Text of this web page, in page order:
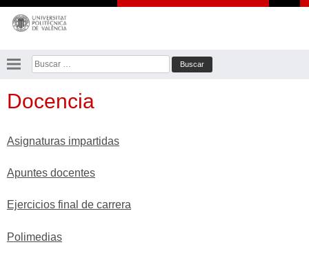
Saltar
contenido
Buscar:
Docencia
Asignaturas impartidas
Apuntes docentes
Ejercicios final de carrera
Polimedias